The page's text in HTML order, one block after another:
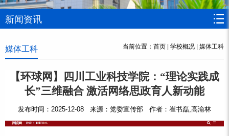
新闻资讯
媒体工科 当前位置： 首页 | 学校概况 | 媒体工科
【环球网】四川工业科技学院：“理论实践成
长”三维融合 激活网络思政育人新动能
发布时间：2025-12-08 来源：党委宣传部 作者：崔书磊,高渝林